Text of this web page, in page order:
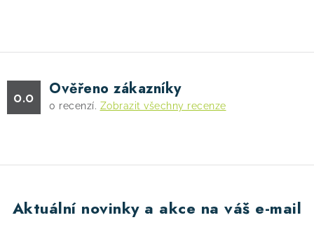
0.0 Ověřeno zákazníky
0 recenzí. Zobrazit všechny recenze
Aktuální novinky a akce na váš e-mail